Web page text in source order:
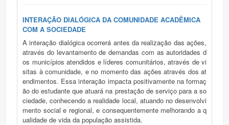
INTERAÇÃO DIALÓGICA DA COMUNIDADE ACADÊMICA
COM A SOCIEDADE
A interação dialógica ocorrerá antes da realização das ações,
através do levantamento de demandas com as autoridades d
os municípios atendidos e líderes comunitários, através de vi
sitas à comunidade, e no momento das ações através dos at
endimentos. Essa interação impacta positivamente na formaç
ão do estudante que atuará na prestação de serviço para a so
ciedade, conhecendo a realidade local, atuando no desenvolvi
mento social e regional, e consequentemente melhorando a q
ualidade de vida da população assistida.